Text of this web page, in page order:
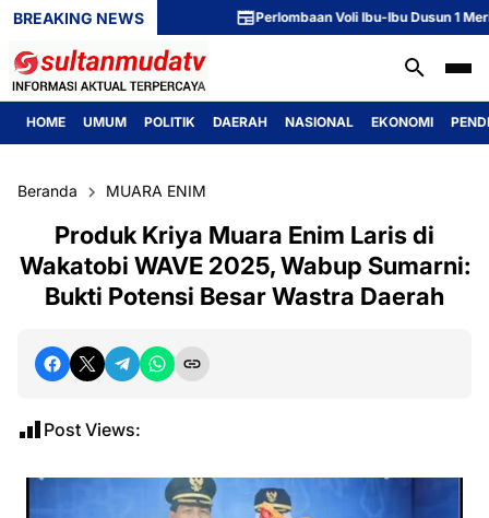
BREAKING NEWS Perlombaan Voli Ibu-Ibu Dusun 1
HOME UMUM POLITIK DAERAH NASIONAL EKONOMI
Beranda MUARA ENIM
Produk Kriya Muara Enim Laris di
Wakatobi WAVE 2025, Wabup Sumarni:
Bukti Potensi Besar Wastra Daerah
Post Views: